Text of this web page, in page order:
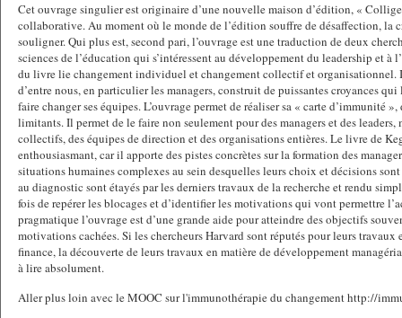
Cet ouvrage singulier est originaire d’une nouvelle maison d’édition, «
collaborative. Au moment où le monde de l’édition souffre de désaffection, la
souligner. Qui plus est, second pari, l’ouvrage est une traduction de deux
sciences de l’éducation qui s’intéressent au développement du leadership et à
du livre lie changement individuel et changement collectif et organisationnel.
d’entre nous, en particulier les managers, construit de puissantes croyances qui
faire changer ses équipes. L’ouvrage permet de réaliser sa « carte d’immunité
limitants. Il permet de le faire non seulement pour des managers et des leaders,
collectifs, des équipes de direction et des organisations entières. Le livre de
enthousiasmant, car il apporte des pistes concrètes sur la formation des
situations humaines complexes au sein desquelles leurs choix et décisions
au diagnostic sont étayés par les derniers travaux de la recherche et rendu
fois de repérer les blocages et d’identifier les motivations qui vont permettre
pragmatique l’ouvrage est d’une grande aide pour atteindre des objectifs
motivations cachées. Si les chercheurs Harvard sont réputés pour leurs travaux
finance, la découverte de leurs travaux en matière de développement
à lire absolument.
Aller plus loin avec le MOOC sur l'immunothérapie du changement http://